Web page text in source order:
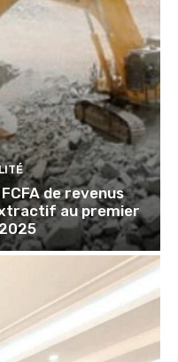
de revenus
au premier